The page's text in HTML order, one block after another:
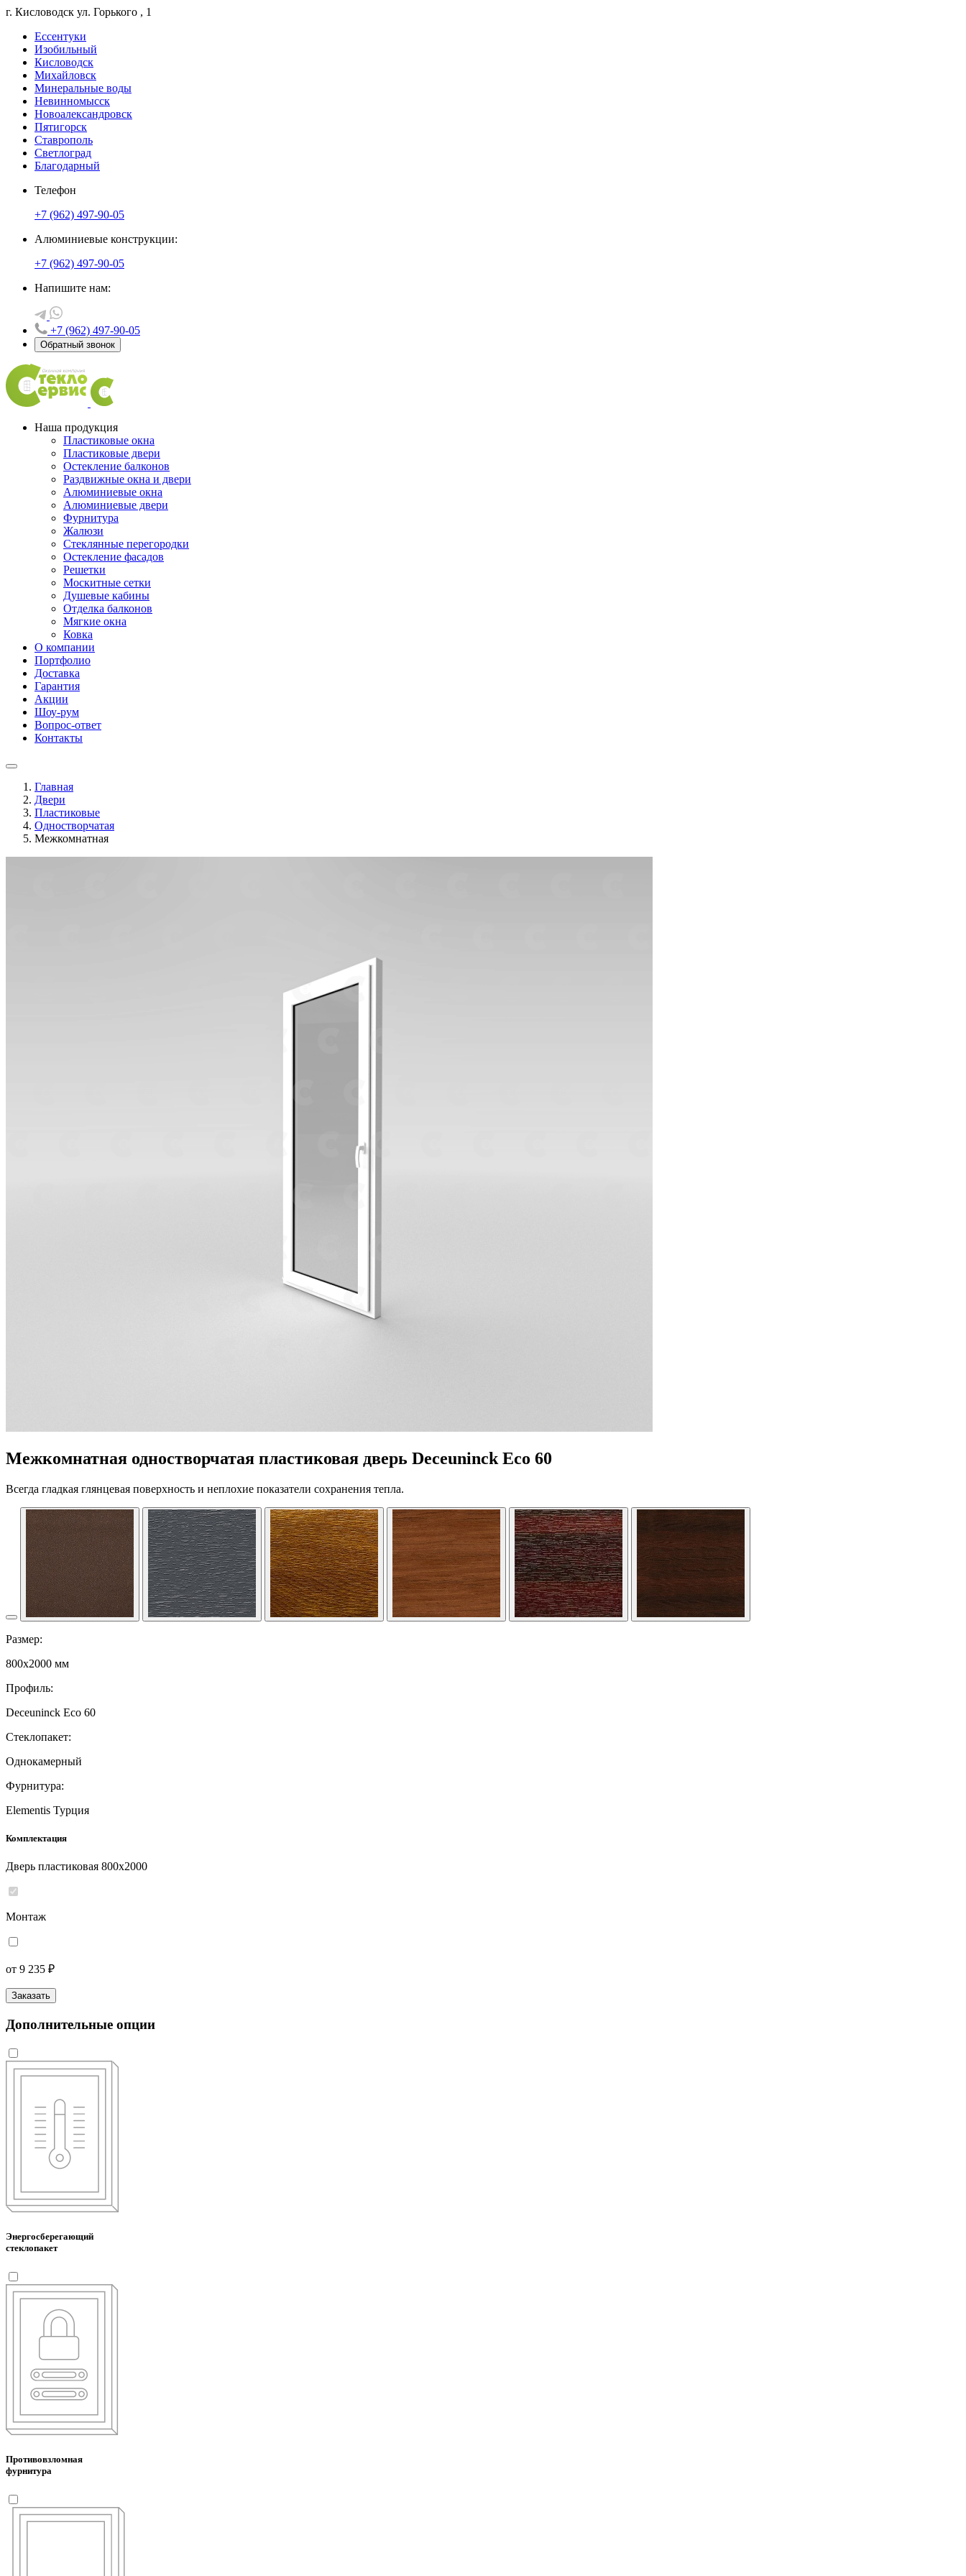
г. Кисловодск ул. Горького , 1
Ессентуки
Изобильный
Кисловодск
Михайловск
Минеральные воды
Невинномысск
Новоалександровск
Пятигорск
Ставрополь
Светлоград
Благодарный
Телефон
+7 (962) 497-90-05
Алюминиевые конструкции:
+7 (962) 497-90-05
Напишите нам:
+7 (962) 497-90-05
Обратный звонок
Наша продукция
Пластиковые окна
Пластиковые двери
Остекление балконов
Раздвижные окна и двери
Алюминиевые окна
Алюминиевые двери
Фурнитура
Жалюзи
Стеклянные перегородки
Остекление фасадов
Решетки
Москитные сетки
Душевые кабины
Отделка балконов
Мягкие окна
Ковка
О компании
Портфолио
Доставка
Гарантия
Акции
Шоу-рум
Вопрос-ответ
Контакты
Главная
Двери
Пластиковые
Одностворчатая
Межкомнатная
Межкомнатная одностворчатая пластиковая дверь Deceuninck Eco 60
Всегда гладкая глянцевая поверхность и неплохие показатели сохранения тепла.
Размер:
800x2000 мм
Профиль:
Deceuninck Eco 60
Стеклопакет:
Однокамерный
Фурнитура:
Elementis Турция
Комплектация
Дверь пластиковая 800x2000
Монтаж
от 9 235 ₽
Заказать
Дополнительные опции
Энергосберегающий
стеклопакет
Противовзломная
фурнитура